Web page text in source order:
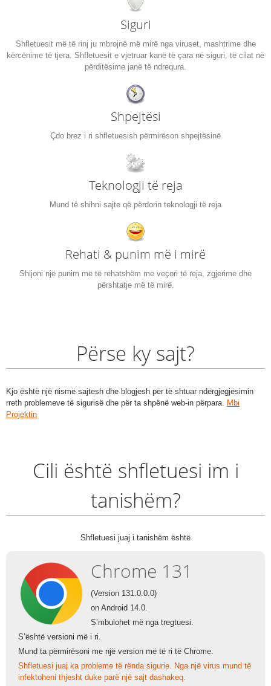
Siguri
Shfletuesit më të rinj ju mbrojnë më mirë nga viruset, mashtrime dhe
kërcënime të tjera. Shfletuesit e vjetruar kanë të çara në siguri, të cilat në
përditësime janë të ndrequra.
Shpejtësi
Çdo brez i ri shfletuesish përmirëson shpejtësinë
Teknologji të reja
Mund të shihni sajte që përdorin teknologji të reja
Rehati & punim më i mirë
Shijoni një punim më të rehatshëm me veçori të reja, zgjerime dhe
përshtatje më të mirë.
Përse ky sajt?
Kjo është një nismë sajtesh dhe blogjesh për të shtuar ndërgjegjësimin
rreth problemeve të sigurisë dhe për ta shpënë web-in përpara. Mbi
Projektin
Cili është shfletuesi im i
tanishëm?
Shfletuesi juaj i tanishëm është
Chrome 131
(Version 131.0.0.0)
on Android 14.0.
S’mbulohet më nga tregtuesi.
S’është versioni më i ri.
Mund ta përmirësoni me një version më të ri të Chrome.
Shfletuesi juaj ka probleme të rënda sigurie. Nga një virus mund të
infektoheni thjesht duke parë një sajt dashakeq.